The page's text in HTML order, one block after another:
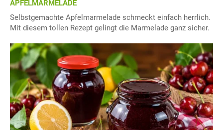
APFELMARMELADE
Selbstgemachte Apfelmarmelade schmeckt einfach herrlich.
Mit diesem tollen Rezept gelingt die Marmelade ganz sicher.